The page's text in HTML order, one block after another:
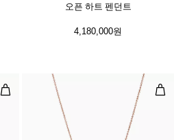
오픈 하트 펜던트
4,180,000원
티어드롭 펜던트 빈